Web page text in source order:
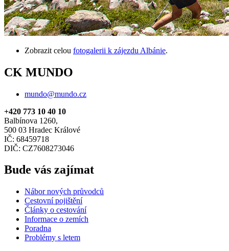
Zobrazit celou fotogalerii k zájezdu Albánie.
CK MUNDO
mundo@mundo.cz
+420 773 10 40 10
Balbínova 1260,
500 03 Hradec Králové
IČ: 68459718
DIČ: CZ7608273046
Bude vás zajímat
Nábor nových průvodců
Cestovní pojištění
Články o cestování
Informace o zemích
Poradna
Problémy s letem